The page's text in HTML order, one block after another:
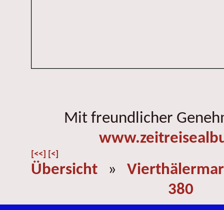
Mit freundlicher
[<<] [<]
Übersicht »
380